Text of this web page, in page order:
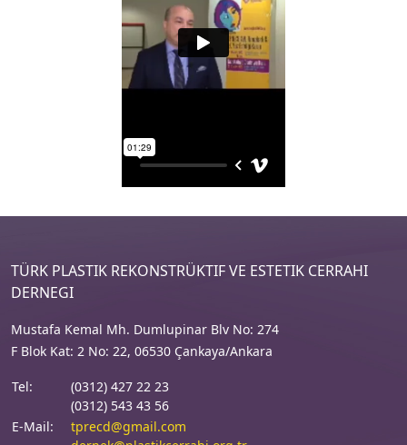
TÜRK PLASTIK REKONSTRÜKTIF VE ESTETIK CERRAHI
DERNEGI
Mustafa Kemal Mh. Dumlupinar Blv No: 274
F Blok Kat: 2 No: 22, 06530 Çankaya/Ankara
Tel:
(0312) 427 22 23
(0312) 543 43 56
E-Mail:
tprecd@gmail.com